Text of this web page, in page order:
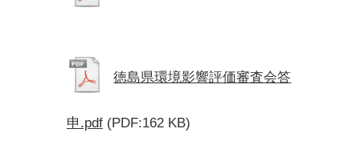
徳島県環境影響評価審査会答
申.pdf (PDF:162 KB)